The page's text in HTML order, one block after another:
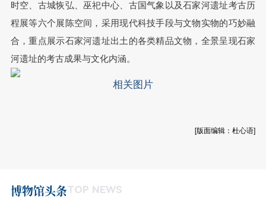
时空、古城恢弘、巫祀中心、古国气象以及石家河遗址考古历
程展等六个展陈空间，采用现代科技手段与文物实物的巧妙融
合，重点展示石家河遗址出土的各类精品文物，全景呈现石家
河遗址的考古成果与文化内涵。
相关图片
[版面编辑：杜心语]
博物馆头条TOP NEWS